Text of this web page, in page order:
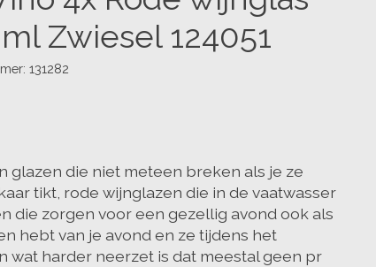
Zwiesel 124051
131282
glazen die niet meteen breken als je ze
tikt, rode wijnglazen die in de vaatwasser
die zorgen voor een gezellig avond ook als
hebt van je avond en ze tijdens het
wat harder neerzet is dat meestal geen pr